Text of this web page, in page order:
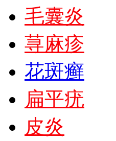
毛囊炎
荨麻疹
花斑癣
扁平疣
皮炎